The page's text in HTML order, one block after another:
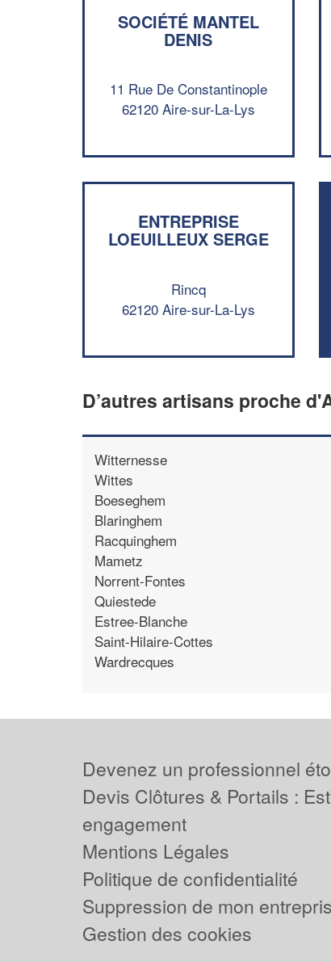
SOCIÉTÉ MANTEL
DENIS
11 Rue De Constantinople
62120 Aire-sur-La-Lys
ENTREPRISE
LOEUILLEUX SERGE
Rincq
62120 Aire-sur-La-Lys
D’autres artisans proche
Witternesse
Wittes
Boeseghem
Blaringhem
Racquinghem
Mametz
Norrent-Fontes
Quiestede
Estree-Blanche
Saint-Hilaire-Cottes
Wardrecques
Devenez un professionnel
Devis Clôtures & Portails :
engagement
Mentions Légales
Politique de confidentialité
Suppression de mon
Gestion des cookies